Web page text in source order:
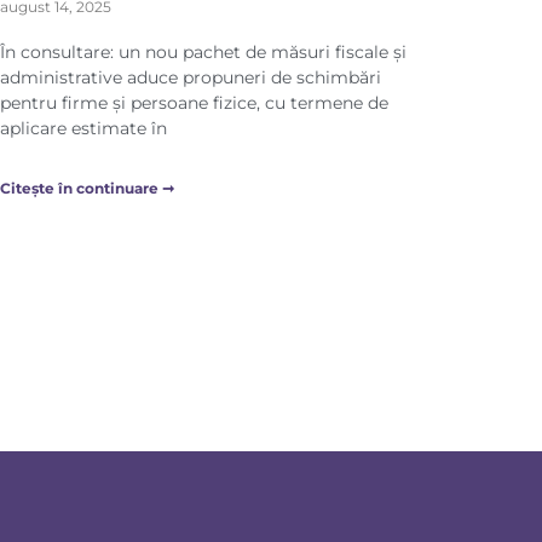
august 14, 2025
În consultare: un nou pachet de măsuri fiscale și
administrative aduce propuneri de schimbări
pentru firme și persoane fizice, cu termene de
aplicare estimate în
Citește în continuare ➞